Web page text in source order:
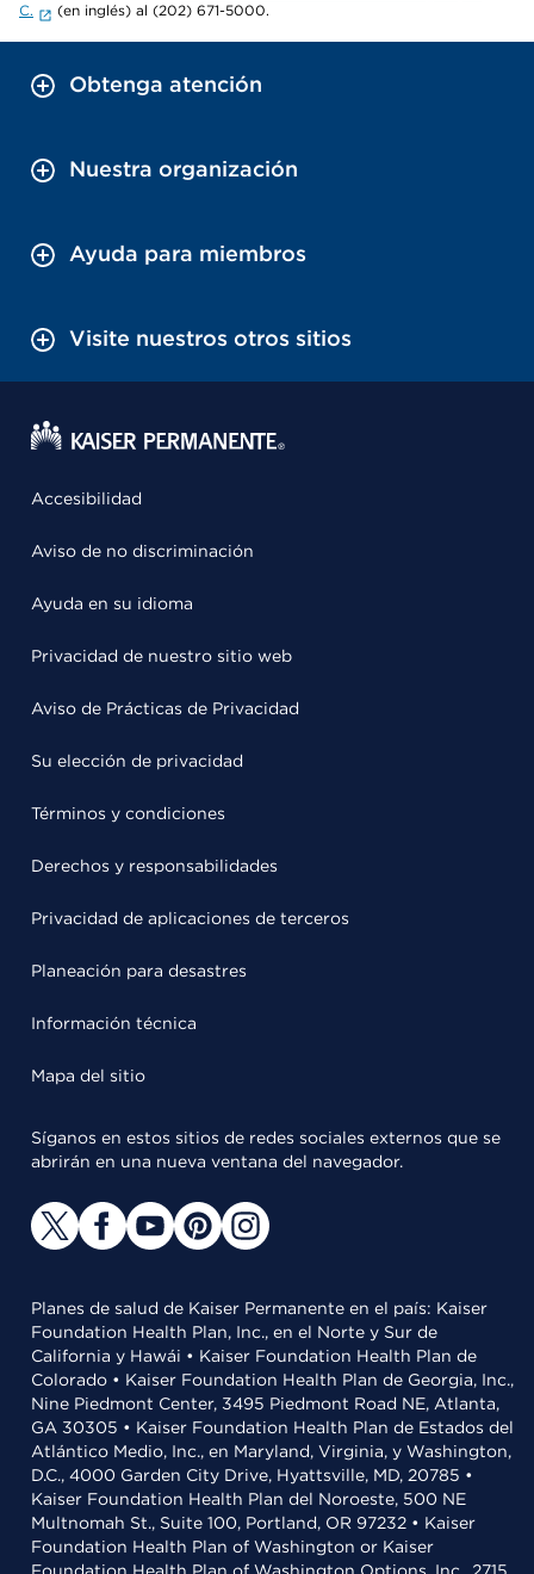
C.
(en inglés) al (202) 671-5000.
Obtenga atención
Nuestra organización
Ayuda para miembros
Visite nuestros otros sitios
Accesibilidad
Aviso de no discriminación
Ayuda en su idioma
Privacidad de nuestro sitio web
Aviso de Prácticas de Privacidad
Su elección de privacidad
Términos y condiciones
Derechos y responsabilidades
Privacidad de aplicaciones de terceros
Planeación para desastres
Información técnica
Mapa del sitio
Síganos en estos sitios de redes sociales externos que se
abrirán en una nueva ventana del navegador.
Planes de salud de Kaiser Permanente en el país: Kaiser
Foundation Health Plan, Inc., en el Norte y Sur de
California y Hawái • Kaiser Foundation Health Plan de
Colorado • Kaiser Foundation Health Plan de Georgia, Inc.,
Nine Piedmont Center, 3495 Piedmont Road NE, Atlanta,
GA 30305 • Kaiser Foundation Health Plan de Estados del
Atlántico Medio, Inc., en Maryland, Virginia, y Washington,
D.C., 4000 Garden City Drive, Hyattsville, MD, 20785 •
Kaiser Foundation Health Plan del Noroeste, 500 NE
Multnomah St., Suite 100, Portland, OR 97232 • Kaiser
Foundation Health Plan of Washington or Kaiser